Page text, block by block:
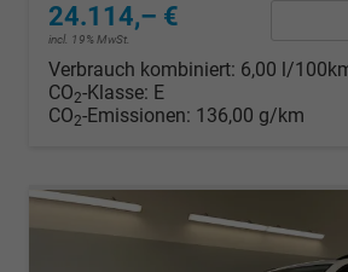
24.114,– €
incl. 19% MwSt.
Verbrauch kombiniert: 6,00 l/
CO2-Klasse: E
CO2-Emissionen: 136,00 g/km